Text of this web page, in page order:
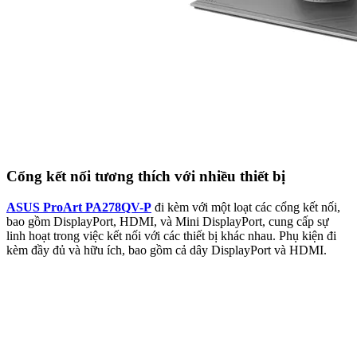
Cổng kết nối tương thích với nhiều thiết bị
ASUS ProArt PA278QV-P đi kèm với một loạt các cổng kết nối,
bao gồm DisplayPort, HDMI, và Mini DisplayPort, cung cấp sự
linh hoạt trong việc kết nối với các thiết bị khác nhau. Phụ kiện đi
kèm đầy đủ và hữu ích, bao gồm cả dây DisplayPort và HDMI.